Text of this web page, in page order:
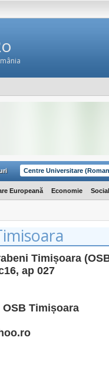
Centre Universitare
Europeană Economie Social
Timișoara
ap 027
Timișoara